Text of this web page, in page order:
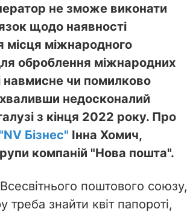
не зможе виконати
щодо наявності
місця міжнародного
оброблення міжнародних
навмисне чи помилково
недосконалий
з кінця 2022 року. Про
"NV Бізнес" Інна Хомич,
компаній "Нова пошта".
поштового союзу,
знайти квіт папороті,